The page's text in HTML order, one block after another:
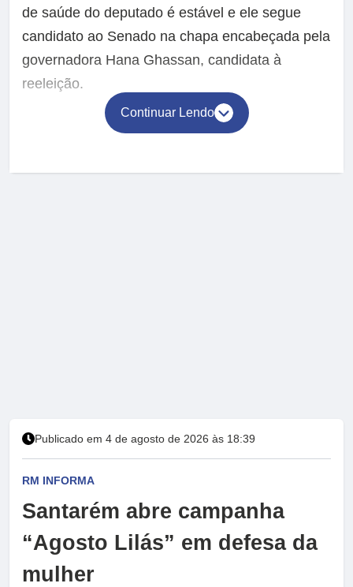
de saúde do deputado é estável e ele segue
candidato ao Senado na chapa encabeçada pela
governadora Hana Ghassan, candidata à
reeleição.
Continuar Lendo
Publicado em 4 de agosto de 2026 às 18:39
RM INFORMA
Santarém abre campanha
“Agosto Lilás” em defesa da
mulher